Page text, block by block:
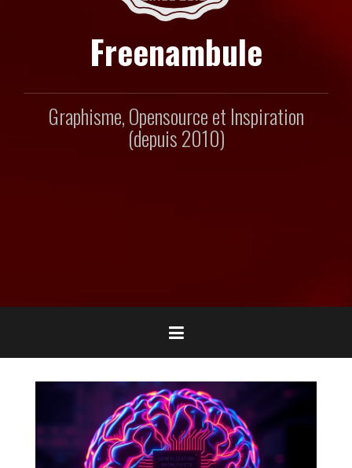
Freenambule
Graphisme, Opensource et Inspiration
(depuis 2010)